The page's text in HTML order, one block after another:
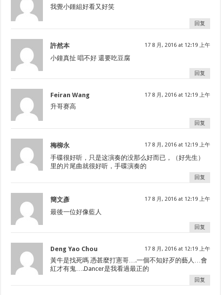
我覺小鍾組好看又好笑
回复
許然本 17 8 月, 2016 at 12:19 上午
小鐘真扯 唱不好 還要吃豆腐
回复
Feiran Wang 17 8 月, 2016 at 12:19 上午
升哥赛高
回复
梅柳永 17 8 月, 2016 at 12:19 上午
手碟很好听，只是这演奏的没那么好而已，（好先生）
里的片尾曲就很好听，手碟演奏的
回复
簡文彥 17 8 月, 2016 at 12:19 上午
最後一位好像藍人
回复
Deng Yao Chou 17 8 月, 2016 at 12:19 上午
黃牛是找死嗎 憑甚麼打憲哥….一個不知好歹的藝人…會
紅才有鬼….Dancer是我看過最正的
回复